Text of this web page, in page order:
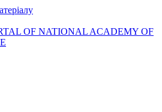
OF NATIONAL ACADEMY OF